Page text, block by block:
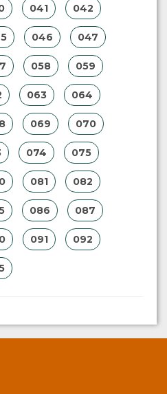
041 042
046 047
058 059
063 064
069 070
074 075
081 082
086 087
091 092